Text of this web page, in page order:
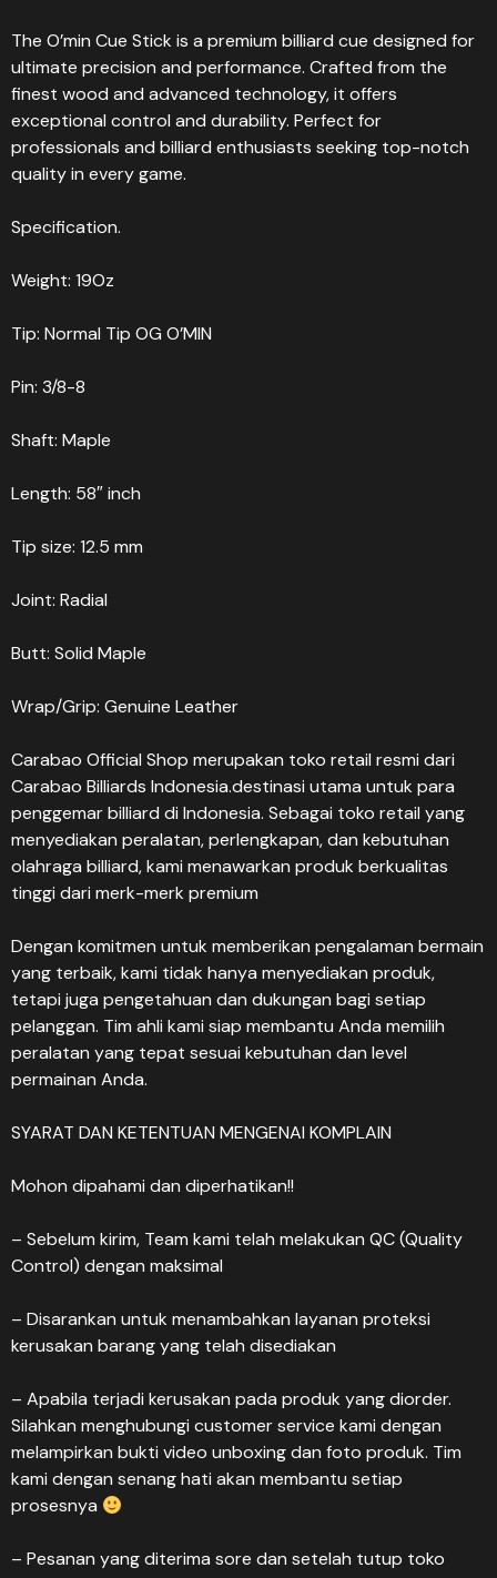
The O’min Cue Stick is a premium billiard cue designed for
ultimate precision and performance. Crafted from the
finest wood and advanced technology, it offers
exceptional control and durability. Perfect for
professionals and billiard enthusiasts seeking top-notch
quality in every game.
Specification.
Weight: 19Oz
Tip: Normal Tip OG O’MIN
Pin: 3/8-8
Shaft: Maple
Length: 58″ inch
Tip size: 12.5 mm
Joint: Radial
Butt: Solid Maple
Wrap/Grip: Genuine Leather
Carabao Official Shop merupakan toko retail resmi dari
Carabao Billiards Indonesia.destinasi utama untuk para
penggemar billiard di Indonesia. Sebagai toko retail yang
menyediakan peralatan, perlengkapan, dan kebutuhan
olahraga billiard, kami menawarkan produk berkualitas
tinggi dari merk-merk premium
Dengan komitmen untuk memberikan pengalaman bermain
yang terbaik, kami tidak hanya menyediakan produk,
tetapi juga pengetahuan dan dukungan bagi setiap
pelanggan. Tim ahli kami siap membantu Anda memilih
peralatan yang tepat sesuai kebutuhan dan level
permainan Anda.
SYARAT DAN KETENTUAN MENGENAI KOMPLAIN
Mohon dipahami dan diperhatikan!!
– Sebelum kirim, Team kami telah melakukan QC (Quality
Control) dengan maksimal
– Disarankan untuk menambahkan layanan proteksi
kerusakan barang yang telah disediakan
– Apabila terjadi kerusakan pada produk yang diorder.
Silahkan menghubungi customer service kami dengan
melampirkan bukti video unboxing dan foto produk. Tim
kami dengan senang hati akan membantu setiap
prosesnya
– Pesanan yang diterima sore dan setelah tutup toko